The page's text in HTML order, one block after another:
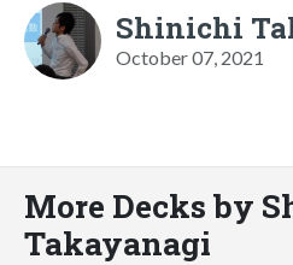
Shinichi
October 07, 2021
More Decks by
Takayanagi